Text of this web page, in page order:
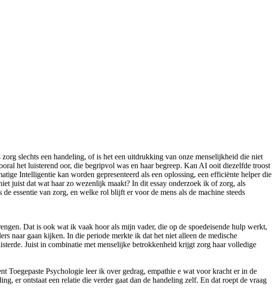
slechts een handeling, of is het een uitdrukking van onze menselijkheid die niet
het luisterend oor, die begripvol was en haar begreep. Kan AI ooit diezelfde troost
Intelligentie kan worden gepresenteerd als een oplossing, een efficiënte helper die
juist dat wat haar zo wezenlijk maakt? In dit essay onderzoek ik of zorg, als
essentie van zorg, en welke rol blijft er voor de mens als de machine steeds
Dat is ook wat ik vaak hoor als mijn vader, die op de spoedeisende hulp werkt,
naar gaan kijken. In die periode merkte ik dat het niet alleen de medische
Juist in combinatie met menselijke betrokkenheid krijgt zorg haar volledige
Psychologie leer ik over gedrag, empathie e wat voor kracht er in de
er ontstaat een relatie die verder gaat dan de handeling zelf. En dat roept de vraag